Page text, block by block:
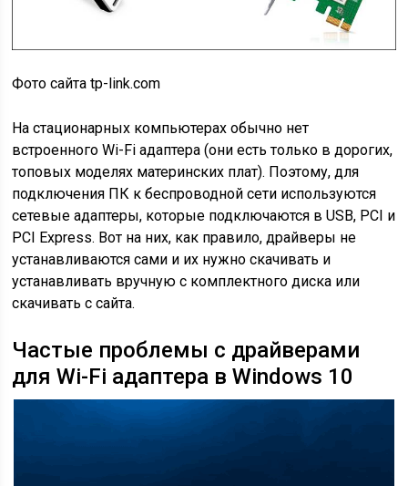
Фото сайта tp-link.com
На стационарных компьютерах обычно нет
встроенного Wi-Fi адаптера (они есть только в дорогих,
топовых моделях материнских плат). Поэтому, для
подключения ПК к беспроводной сети используются
сетевые адаптеры, которые подключаются в USB, PCI и
PCI Express. Вот на них, как правило, драйверы не
устанавливаются сами и их нужно скачивать и
устанавливать вручную с комплектного диска или
скачивать с сайта.
Частые проблемы с драйверами
для Wi-Fi адаптера в Windows 10